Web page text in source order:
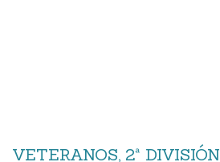
VETERANOS, 2ª DIVISIÓN